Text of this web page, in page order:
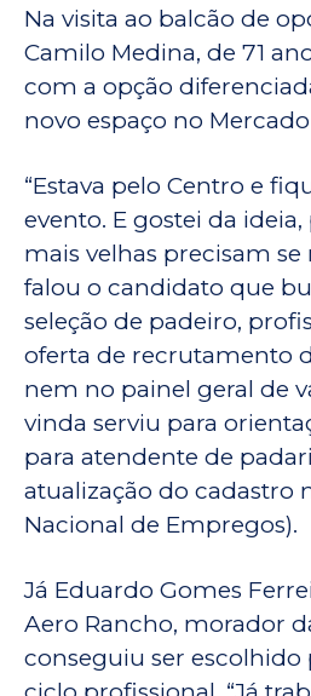
Na visita ao balcão de
Camilo Medina, de 71
com a opção
novo espaço no
“Estava pelo Centro e
evento. E gostei da ideia,
mais velhas precisam se
falou o candidato que
seleção de padeiro,
oferta de recrutamento
nem no painel geral de
vinda serviu para
para atendente de
atualização do cadastro
Nacional de Empregos).
Já Eduardo Gomes
Aero Rancho, morador
conseguiu ser escolhido